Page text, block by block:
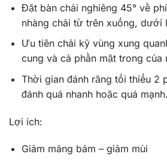
Đặt bàn chải nghiêng 45° về
nhàng chải từ trên xuống, dưới
Ưu tiên chải kỹ vùng xung
cung và cả phần mặt trong của
Thời gian đánh răng tối thiểu 2
đánh quá nhanh hoặc quá mạnh.
Lợi ích:
Giảm mảng bám – giảm mùi